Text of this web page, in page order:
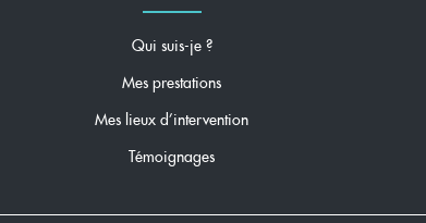
Qui suis-je ?
Mes prestations
Mes lieux d'intervention
Témoignages